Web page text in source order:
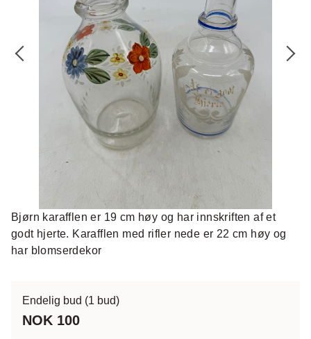
Bjørn karafflen er 19 cm høy og har innskriften af et
godt hjerte. Karafflen med rifler nede er 22 cm høy og
har blomserdekor
Endelig bud (1 bud)
NOK 100